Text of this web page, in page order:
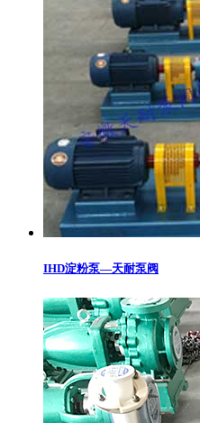
IHD淀粉泵—天耐泵阀